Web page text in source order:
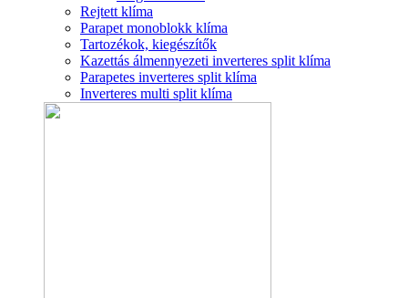
Rejtett klíma
Parapet monoblokk klíma
Tartozékok, kiegészítők
Kazettás álmennyezeti inverteres split klíma
Parapetes inverteres split klíma
Inverteres multi split klíma